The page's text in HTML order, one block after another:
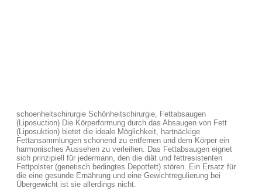
schoenheitschirurgie Schönheitschirurgie, Fettabsaugen
(Liposuction) Die Körperformung durch das Absaugen von Fett
(Liposuktion) bietet die ideale Möglichkeit, hartnäckige
Fettansammlungen schonend zu entfernen und dem Körper ein
harmonisches Aussehen zu verleihen. Das Fettabsaugen eignet
sich prinzipiell für jedermann, den die diät und fettresistenten
Fettpolster (genetisch bedingtes Depotfett) stören. Ein Ersatz für
die eine gesunde Ernährung und eine Gewichtregulierung bei
Übergewicht ist sie allerdings nicht.